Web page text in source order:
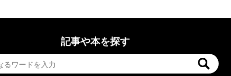
記事や本を探す